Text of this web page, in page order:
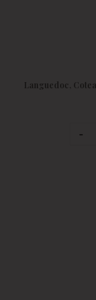
Languedoc,